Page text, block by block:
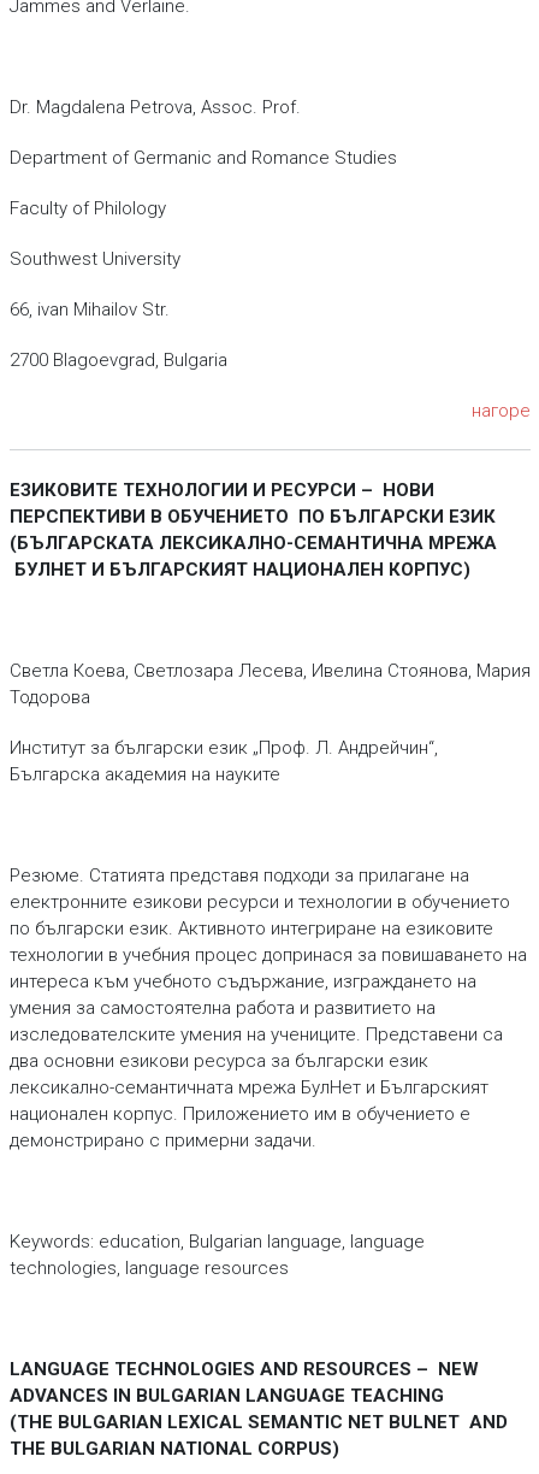
Jammes and Verlaine.
Dr. Magdalena Petrova, Assoc. Prof.
Department of Germanic and Romance Studies
Faculty of Philology
Southwest University
66, ivan Mihailov Str.
2700 Blagoevgrad, Bulgaria
нагоре
ЕЗИКОВИТЕ ТЕХНОЛОГИИ И РЕСУРСИ – НОВИ
ПЕРСПЕКТИВИ В ОБУЧЕНИЕТО ПО БЪЛГАРСКИ ЕЗИК
(БЪЛГАРСКАТА ЛЕКСИКАЛНО-СЕМАНТИЧНА МРЕЖА
БУЛНЕТ И БЪЛГАРСКИЯТ НАЦИОНАЛЕН КОРПУС)
Светла Коева, Светлозара Лесева, Ивелина Стоянова, Мария
Тодорова
Институт за български език „Проф. Л. Андрейчин“,
Българска академия на науките
Pезюме. Статията представя подходи за прилагане на
електронните езикови ресурси и технологии в обучението
по български език. Активното интегриране на езиковите
технологии в учебния процес допринася за повишаването на
интереса към учебното съдържание, изграждането на
умения за самостоятелна работа и развитието на
изследователските умения на учениците. Представени са
два основни езикови ресурса за български език
лексикално-семантичната мрежа БулНет и Българският
национален корпус. Приложението им в обучението е
демонстрирано с примерни задачи.
Keywords: education, Bulgarian language, language
technologies, language resources
LANGUAGE TECHNOLOGIES AND RESOURCES – NEW
ADVANCES IN BULGARIAN LANGUAGE TEACHING
(THE BULGARIAN LEXICAL SEMANTIC NET BULNET AND
THE BULGARIAN NATIONAL CORPUS)